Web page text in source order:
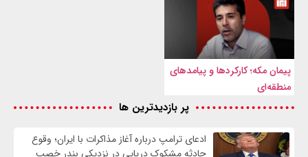
پیمان مکه؛ کارکردها و پیامدهای
منطقه‌ای
پر بازدیدترین ها
ادعای ترامپ درباره آغاز مذاکرات با ایران؛ وقوع
حادثه مشکوک دریایی در نزدیکی بندر خصب